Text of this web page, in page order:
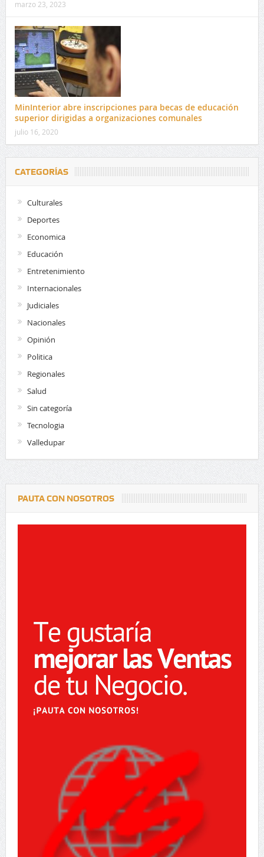
marzo 23, 2023
MinInterior abre inscripciones para becas de educación
superior dirigidas a organizaciones comunales
julio 16, 2020
CATEGORÍAS
Culturales
Deportes
Economica
Educación
Entretenimiento
Internacionales
Judiciales
Nacionales
Opinión
Politica
Regionales
Salud
Sin categoría
Tecnologia
Valledupar
PAUTA CON NOSOTROS